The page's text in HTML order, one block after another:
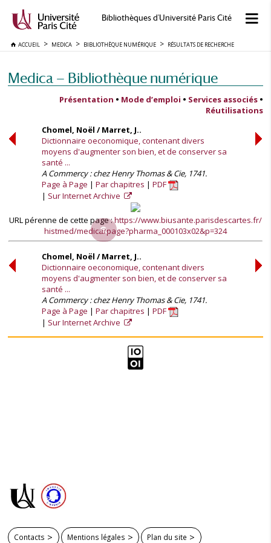
Bibliothèques d'Université Paris Cité
ACCUEIL MEDICA BIBLIOTHÈQUE NUMÉRIQUE RÉSULTATS DE RECHERCHE
Medica — Bibliothèque numérique
Présentation • Mode d’emploi • Services associés •
Réutilisations
Chomel, Noël / Marret, J..
Dictionnaire oeconomique, contenant divers
moyens d'augmenter son bien, et de conserver sa
santé ...
A Commercy : chez Henry Thomas & Cie, 1741.
Page à Page
Par chapitres
PDF
Sur Internet Archive
URL pérenne de cette page :https://www.biusante.parisdescartes.fr/
histmed/medica/page?pharma_000103x02&p=324
Chomel, Noël / Marret, J..
Dictionnaire oeconomique, contenant divers
moyens d'augmenter son bien, et de conserver sa
santé ...
A Commercy : chez Henry Thomas & Cie, 1741.
Page à Page
Par chapitres
PDF
Sur Internet Archive
Contacts Mentions légales Plan du site